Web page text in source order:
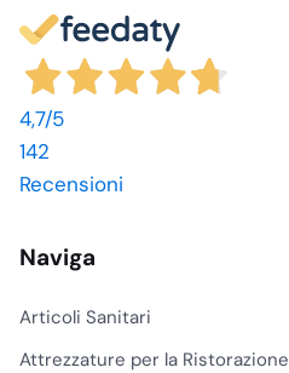
dell’ambiente, alla
manipolazione e al punto
di applicazione, quindi è
più buste quando il
presidio deve coprire
turni lunghi o aree con
operativo.
riutilizzabile, scelta
senza equivoci
4,7/5
142
Recensioni
Naviga
Articoli Sanitari
Attrezzature per la Ristorazione